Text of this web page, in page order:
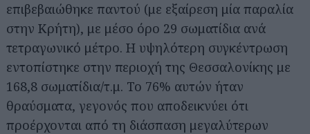
επιβεβαιώθηκε παντού (με εξαίρεση μία παραλία
στην Κρήτη), με μέσο όρο 29 σωματίδια ανά
τετραγωνικό μέτρο. Η υψηλότερη συγκέντρωση
εντοπίστηκε στην περιοχή της Θεσσαλονίκης με
168,8 σωματίδια/τ.μ. Το 76% αυτών ήταν
θραύσματα, γεγονός που αποδεικνύει ότι
προέρχονται από τη διάσπαση μεγαλύτερων